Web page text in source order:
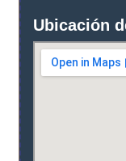
Ubicación